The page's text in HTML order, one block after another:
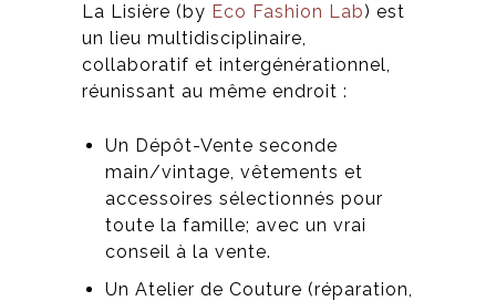
La Lisière (by Eco Fashion Lab) est
un lieu multidisciplinaire,
collaboratif et intergénérationnel,
réunissant au même endroit :
Un Dépôt-Vente seconde
main/vintage, vêtements et
accessoires sélectionnés pour
toute la famille; avec un vrai
conseil à la vente.
Un Atelier de Couture (réparation,